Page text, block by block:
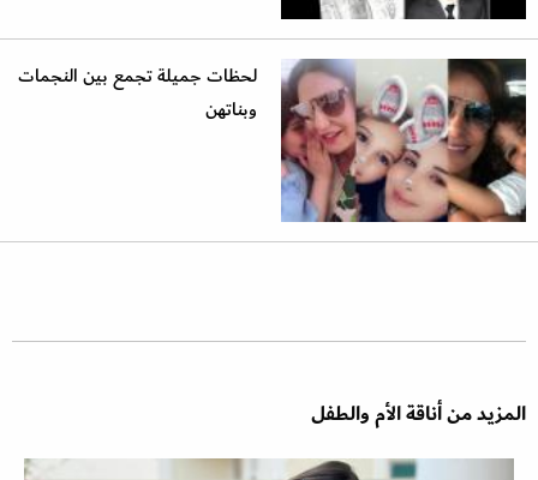
لحظات جميلة تجمع بين النجمات
وبناتهن
المزيد من أناقة الأم والطفل